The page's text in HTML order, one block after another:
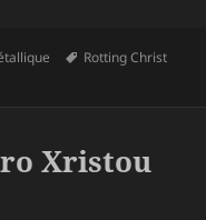
Mots-
Rotting Christ
Xristou